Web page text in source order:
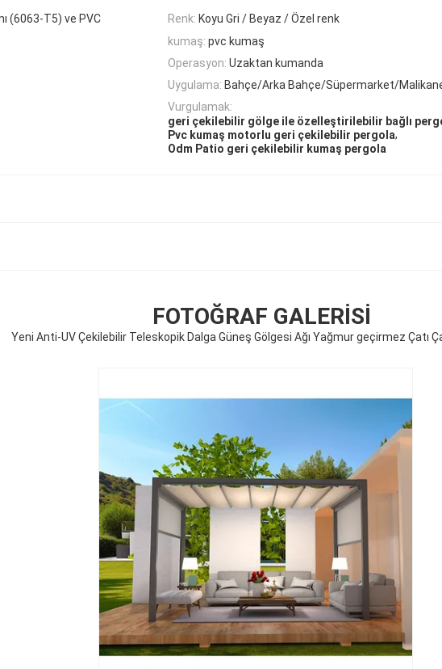
(6063-T5) ve PVC Renk: Koyu Gri / Beyaz / Özel renk
kumaş: pvc kumaş
Operasyon: Uzaktan kumanda
Uygulama: Bahçe/Arka Bahçe/Süpermarket/
Vurgulamak:
geri çekilebilir gölge ile özelleştirilebilir bağlı
Pvc kumaş motorlu geri çekilebilir pergola,
Odm Patio geri çekilebilir kumaş pergola
FOTOĞRAF GALERISI
Yeni Anti-UV Çekilebilir Teleskopik Dalga Güneş Gölgesi Ağı Yağmur geçirmez Çatı